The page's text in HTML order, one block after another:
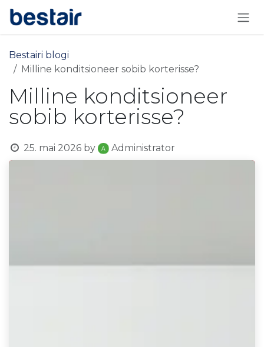
Skip to Content
Bestairi blogi
Milline konditsioneer sobib korterisse?
Milline konditsioneer
sobib korterisse?
25. mai 2026 by Administrator